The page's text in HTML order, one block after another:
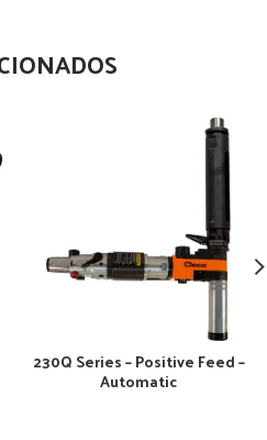
230Q Series – Positive Feed –
Automatic